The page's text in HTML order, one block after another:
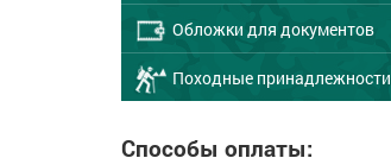
Обложки для документов
Походные принадлежности
Способы оплаты: